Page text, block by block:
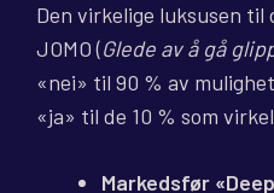
Den virkelige luksusen
JOMO (Glede av å gå
«nei» til 90 % av
«ja» til de 10 % som
Markedsfør